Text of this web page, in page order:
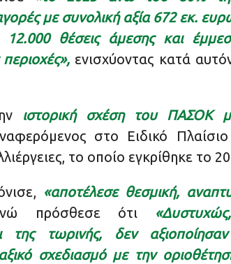
με συνολική αξία 672 εκ.
12.000 θέσεις άμεσης και
ενισχύοντας κατά
ιστορική σχέση του ΠΑΣΟΚ
στο Ειδικό
το οποίο εγκρίθηκε το
«αποτέλεσε θεσμική,
πρόσθεσε ότι
της τωρινής, δεν
σχεδιασμό με την